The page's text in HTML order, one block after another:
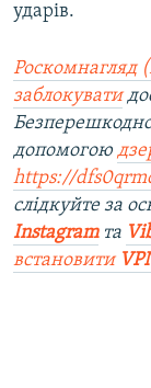
ударів.
Роскомнагляд
заблокувати
допомогою
https://
слідкуйте за
Instagramта
встановити